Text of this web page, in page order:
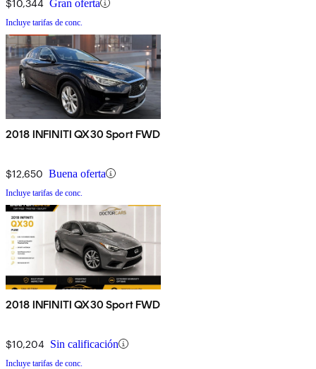
$10,344 Gran oferta
Incluye tarifas de conc.
2018 INFINITI QX30 Sport FWD
$12,650 Buena oferta
Incluye tarifas de conc.
2018 INFINITI QX30 Sport FWD
$10,204 Sin calificación
Incluye tarifas de conc.